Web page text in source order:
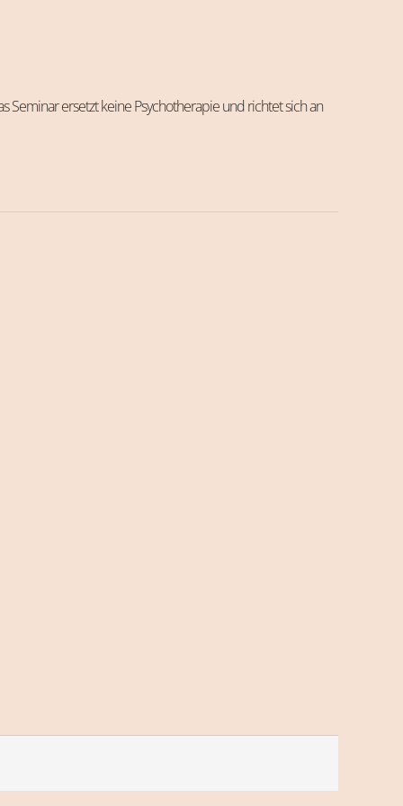
Seminar ersetzt keine Psychotherapie und richtet sich an